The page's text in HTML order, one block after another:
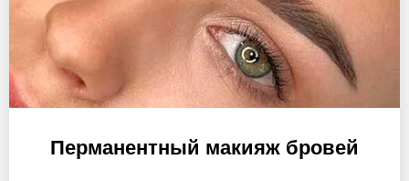
Перманентный макияж бровей